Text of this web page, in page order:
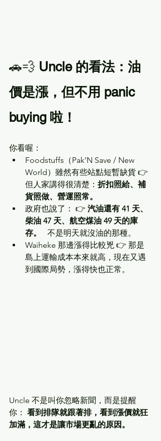
🚗💨 Uncle 的看法：油
價是漲，但不用 panic
buying 啦！
你看喔：
Foodstuffs（Pak’N Save / New
World）雖然有些站點短暫缺貨 👉
但人家講得很清楚： 折扣照給、補
貨照做、營運照常。
政府也說了： 👉 汽油還有 41 天、
柴油 47 天、航空煤油 49 天的庫
存。
不是明天就沒油的那種。
Waiheke 那邊漲得比較兇 👉 那是
島上運輸成本本來就高，現在又遇
到國際局勢，漲得快也正常。
Uncle 不是叫你忽略新聞，而是提醒
你： 看到排隊就跟著排，看到漲價就狂
加滿，這才是讓市場更亂的原因。